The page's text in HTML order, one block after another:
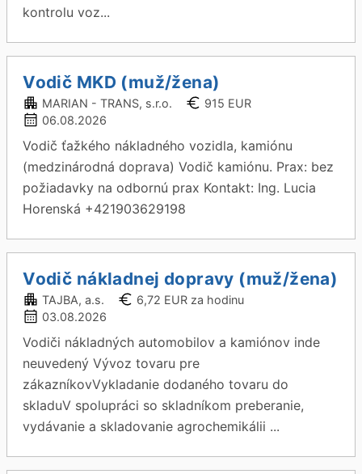
kontrolu voz...
Vodič MKD (muž/žena)
MARIAN - TRANS, s.r.o.
915 EUR
06.08.2026
Vodič ťažkého nákladného vozidla, kamiónu
(medzinárodná doprava) Vodič kamiónu. Prax: bez
požiadavky na odbornú prax Kontakt: Ing. Lucia
Horenská +421903629198
Vodič nákladnej dopravy (muž/žena)
TAJBA, a.s.
6,72 EUR za hodinu
03.08.2026
Vodiči nákladných automobilov a kamiónov inde
neuvedený Vývoz tovaru pre
zákazníkovVykladanie dodaného tovaru do
skladuV spolupráci so skladníkom preberanie,
vydávanie a skladovanie agrochemikálii ...